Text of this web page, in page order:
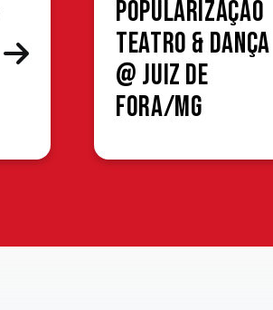
Popularização
Teatro & Dança
@ Juiz de
Fora/MG